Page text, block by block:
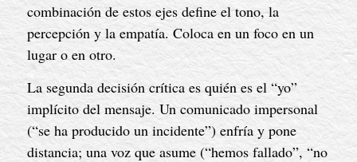
combinación de estos ejes define el tono, la
percepción y la empatía. Coloca en un foco en un
lugar o en otro.
La segunda decisión crítica es quién es el “yo”
implícito del mensaje. Un comunicado impersonal
(“se ha producido un incidente”) enfría y pone
distancia; una voz que asume (“hemos fallado”, “no